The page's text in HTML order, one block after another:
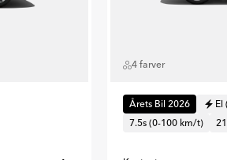
4 farver
Årets Bil 2026 El
7.5s (0-100 km/t)